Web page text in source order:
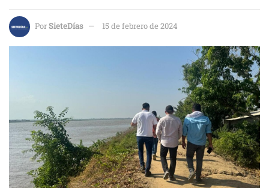
PorSieteDías 15 de febrero de 2024